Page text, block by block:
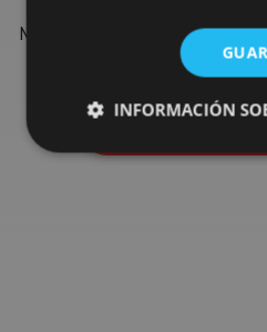
Navarre: organised activities,
events in
INFORMACIÓN